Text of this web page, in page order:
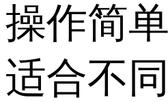
操作简
适合不